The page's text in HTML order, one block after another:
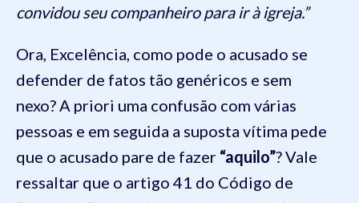
convidou seu companheiro para ir à igreja.”
Ora, Excelência, como pode o acusado se
defender de fatos tão genéricos e sem
nexo? A priori uma confusão com várias
pessoas e em seguida a suposta vítima pede
que o acusado pare de fazer “aquilo”? Vale
ressaltar que o artigo 41 do Código de